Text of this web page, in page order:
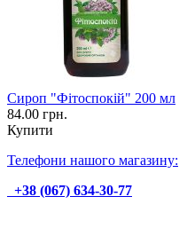
Сироп "Фітоспокій" 200 мл
84.00 грн.
Купити
Телефони нашого магазину:
+38 (067) 634-30-77